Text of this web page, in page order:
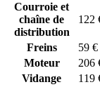
Courroie et
chaîne de
distribution
122
Freins 59 €
Moteur
206
Vidange
119